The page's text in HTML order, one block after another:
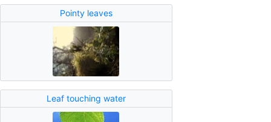
Pointy leaves
Leaf touching water